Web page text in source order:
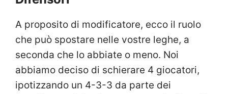
A proposito di modificatore, ecco il ruolo
che può spostare nelle vostre leghe, a
seconda che lo abbiate o meno. Noi
abbiamo deciso di schierare 4 giocatori,
ipotizzando un 4-3-3 da parte dei